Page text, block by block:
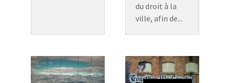
du droit à la
ville, afin de...